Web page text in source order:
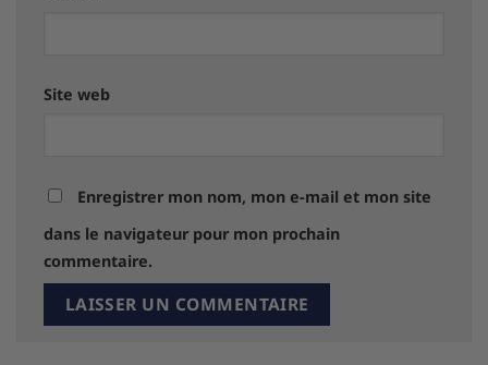
Site web
Enregistrer mon nom, mon e-mail et mon site
dans le navigateur pour mon prochain
commentaire.